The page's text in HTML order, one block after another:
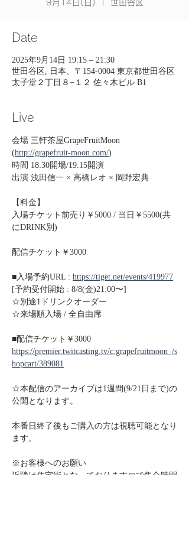
9月14日(日) 世田谷区
Date
2025年9月14日 19:15 – 21:30
世田谷区, 日本、〒154-0004 東京都世田谷区
太子堂２丁目８−１２ 佐々木ビル B1
Live
会場 三軒茶屋GrapeFruitMoon
(http://grapefruit-moon.com/)
時間 18:30開場/19:15開演
出演 浅田信一 × 高橋レオ × 岡野宏典
【料金】
入場チケット前売り￥5000 / 当日￥5500(共
にDRINK別)
配信チケット￥3000
■入場予約URL : https://tiget.net/events/419977
[予約受付開始 : 8/8(金)21:00〜]
☆別途1ドリンクオーダー
☆来場順入場 / 全自由席
■配信チケット￥3000
https://premier.twitcasting.tv/c:grapefruitmoon_/s
hopcart/389081
☆本配信のアーカイブは1週間(9/21日まで)の
公開となります。
本番日終了後もご購入の方は視聴可能となり
ます。
※お客様へのお願い
近隣は住宅街となっておりますので集合時間